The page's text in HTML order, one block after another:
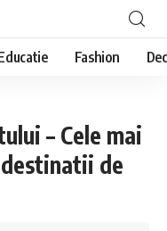
Fashion
– Cele mai
de